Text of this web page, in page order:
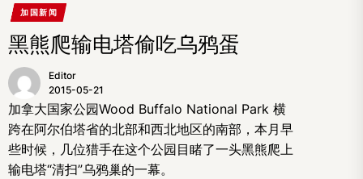
加国新闻
黑熊爬输电塔偷吃乌鸦蛋
Editor
2015-05-21
加拿大国家公园Wood Buffalo National Park 横
跨在阿尔伯塔省的北部和西北地区的南部，本月早
些时候，几位猎手在这个公园目睹了一头黑熊爬上
输电塔“清扫”乌鸦巢的一幕。